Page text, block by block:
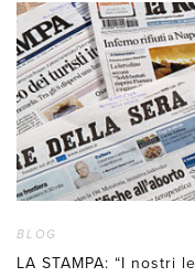
BLOG
LA STAMPA: “I nostri